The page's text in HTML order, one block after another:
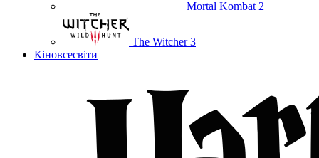
Mortal Kombat 2
The Witcher 3
Кіновсесвіти